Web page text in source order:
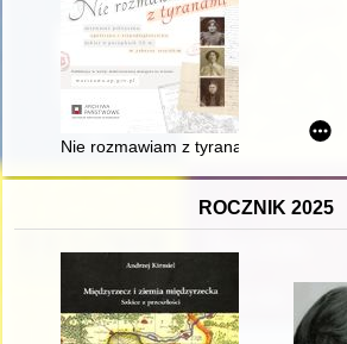
Nie rozmawiam z tyranami :
ROCZNIK 2025